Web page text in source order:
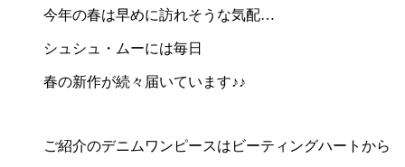
今年の春は早めに訪れそうな気配…
シュシュ・ムーには毎日
春の新作が続々届いています♪♪
ご紹介のデニムワンピースはビーティングハートから